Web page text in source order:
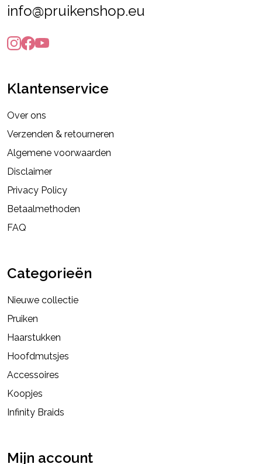
info@pruikenshop.eu
Klantenservice
Over ons
Verzenden & retourneren
Algemene voorwaarden
Disclaimer
Privacy Policy
Betaalmethoden
FAQ
Categorieën
Nieuwe collectie
Pruiken
Haarstukken
Hoofdmutsjes
Accessoires
Koopjes
Infinity Braids
Mijn account